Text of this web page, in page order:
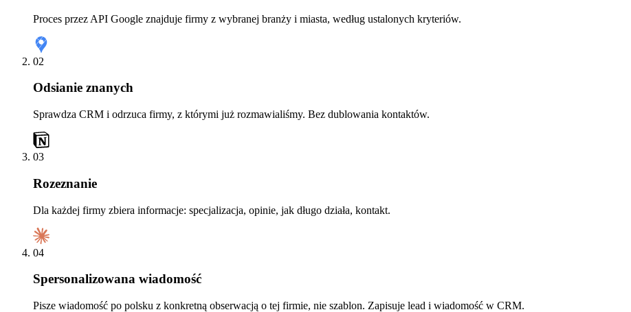
Proces przez API Google znajduje firmy z wybranej branży i miasta, według ustalonych kryteriów.
02
Odsianie znanych
Sprawdza CRM i odrzuca firmy, z którymi już rozmawialiśmy. Bez dublowania kontaktów.
03
Rozeznanie
Dla każdej firmy zbiera informacje: specjalizacja, opinie, jak długo działa, kontakt.
04
Spersonalizowana wiadomość
Pisze wiadomość po polsku z konkretną obserwacją o tej firmie, nie szablon. Zapisuje lead i wiadomość w CRM.